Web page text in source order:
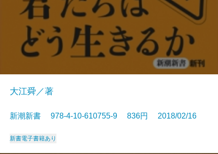
大江舜／著
新潮新書 978-4-10-610755-9 836円 2018/02/16
新書電子書籍あり